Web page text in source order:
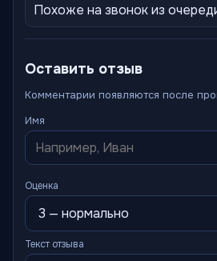
Похоже на звонок из
Оставить отзыв
Комментарии появляются после
Имя
Оценка
Текст отзыва